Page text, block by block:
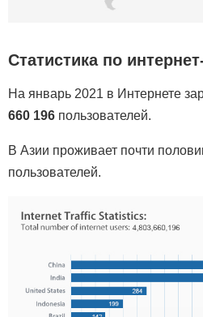
Статистика по
На январь 2021 в Интернете
660 196 пользователей.
В Азии проживает почти
пользователей.